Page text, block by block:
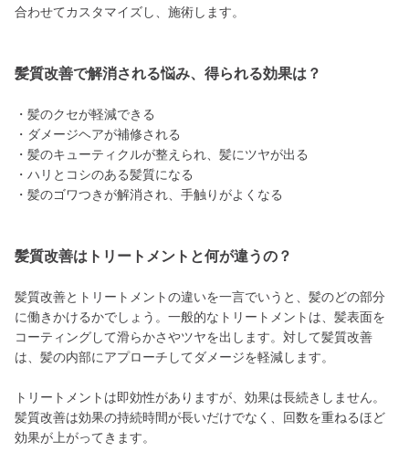
合わせてカスタマイズし、施術します。
髪質改善で解消される悩み、得られる効果は？
・髪のクセが軽減できる
・ダメージヘアが補修される
・髪のキューティクルが整えられ、髪にツヤが出る
・ハリとコシのある髪質になる
・髪のゴワつきが解消され、手触りがよくなる
髪質改善はトリートメントと何が違うの？
髪質改善とトリートメントの違いを一言でいうと、髪のどの部分
に働きかけるかでしょう。一般的なトリートメントは、髪表面を
コーティングして滑らかさやツヤを出します。対して髪質改善
は、髪の内部にアプローチしてダメージを軽減します。
トリートメントは即効性がありますが、効果は長続きしません。
髪質改善は効果の持続時間が長いだけでなく、回数を重ねるほど
効果が上がってきます。